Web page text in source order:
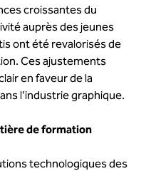
croissantes du
auprès des jeunes
ont été revalorisés de
Ces ajustements
en faveur de la
l’industrie graphique.
de formation
technologiques des